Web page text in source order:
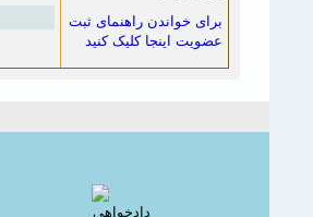
برای خواندن راهنمای ثبت
عضویت اینجا کلیک کنید